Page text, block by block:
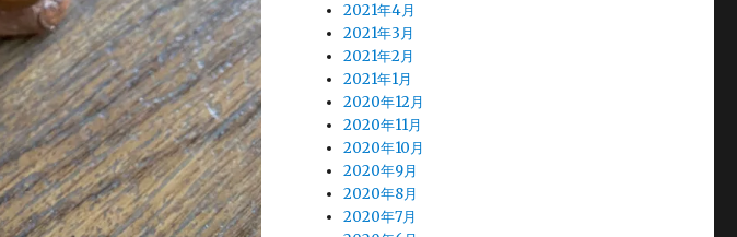
2021年4月
2021年3月
2021年2月
2021年1月
2020年12月
2020年11月
2020年10月
2020年9月
2020年8月
2020年7月